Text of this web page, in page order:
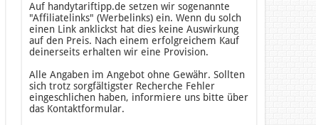
Auf handytariftipp.de setzen wir sogenannte
"Affiliatelinks" (Werbelinks) ein. Wenn du solch
einen Link anklickst hat dies keine Auswirkung
auf den Preis. Nach einem erfolgreichem Kauf
deinerseits erhalten wir eine Provision.
Alle Angaben im Angebot ohne Gewähr. Sollten
sich trotz sorgfältigster Recherche Fehler
eingeschlichen haben, informiere uns bitte über
das Kontaktformular.